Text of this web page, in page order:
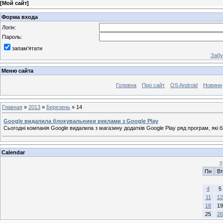
[Мой сайт]
Форма входа
Логін:
Пароль:
запам'ятати
Меню сайта
Головна Про сайт OS Android Новини
Главная » 2013 » Березень » 14
Google видалила блокувальники реклами з Google Play
Сьогодні компанія Google видалила з магазину додатків Google Play ряд програм,
Calendar
«
Пн
Вт
4
5
11
12
18
19
25
26